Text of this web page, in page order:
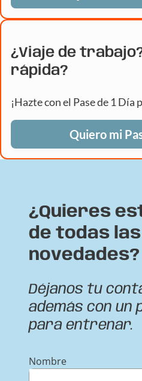
¿Viaje de
rápida?
¡Hazte con el Pase de 1 Día
Quiero mi
¿Quieres
de todas las
novedades?
Déjanos tu
además con un
para entrenar.
Nombre